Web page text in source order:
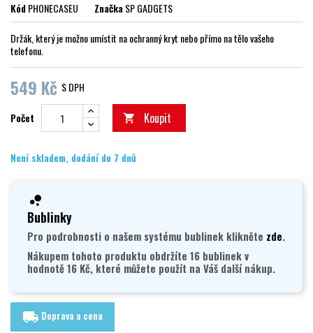
KódPHONECASEU ZnačkaSP GADGETS
Držák, který je možno umístit na ochranný kryt nebo přímo na tělo vašeho
telefonu.
549 Kč S DPH
Počet  Koupit
Není skladem, dodání do 7 dnů
Bublinky
Pro podrobnosti o našem systému bublinek klikněte zde.
Nákupem tohoto produktu obdržíte 16 bublinek v
hodnotě 16 Kč, které můžete použít na Váš další nákup.
local_shipping Doprava a cena